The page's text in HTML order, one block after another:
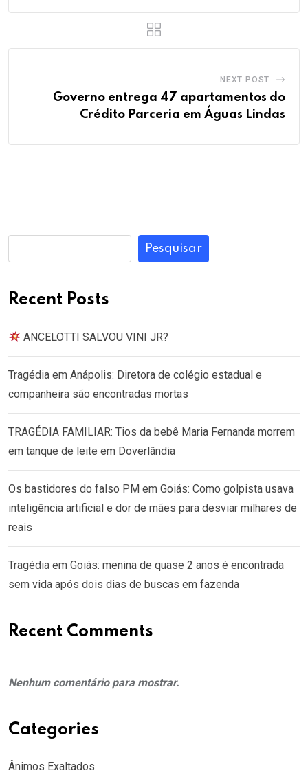
NEXT POST
Governo entrega 47 apartamentos do
Crédito Parceria em Águas Lindas
Pesquisar
Recent Posts
ANCELOTTI SALVOU VINI JR?
Tragédia em Anápolis: Diretora de colégio estadual e
companheira são encontradas mortas
TRAGÉDIA FAMILIAR: Tios da bebê Maria Fernanda morrem
em tanque de leite em Doverlândia
Os bastidores do falso PM em Goiás: Como golpista usava
inteligência artificial e dor de mães para desviar milhares de
reais
Tragédia em Goiás: menina de quase 2 anos é encontrada
sem vida após dois dias de buscas em fazenda
Recent Comments
Nenhum comentário para mostrar.
Categories
Ânimos Exaltados